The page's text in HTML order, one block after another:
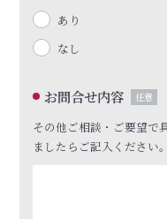
あり
なし
お問合せ内容 任意
その他ご相談・ご要望で
ましたらご記入ください。